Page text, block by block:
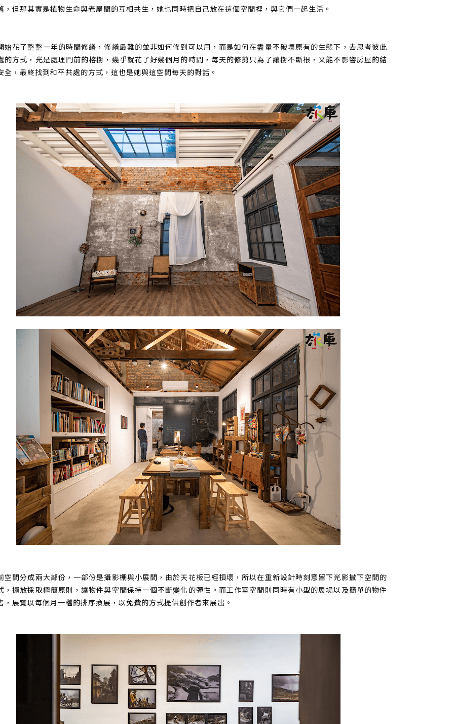
，但那其實是植物生命與老屋間的互相共生，她也同時把自己放在這個空間裡，與它們一起生活。
始花了整整一年的時間修繕，修繕最難的並非如何修到可以用，而是如何在盡量不破壞原有的生態下，去思考彼此
的方式，光是處理門前的榕樹，幾乎就花了好幾個月的時間，每天的修剪只為了讓樹不斷根，又能不影響房屋的結
全，最終找到和平共處的方式，這也是她與這空間每天的對話。
空間分成兩大部份，一部份是攝影棚與小展間，由於天花板已經損壞，所以在重新設計時刻意留下光影撒下空間的
，擺放採取極簡原則，讓物件與空間保持一個不斷變化的彈性。而工作室空間則同時有小型的展場以及簡單的物件
，展覽以每個月一檔的排序換展，以免費的方式提供創作者來展出。